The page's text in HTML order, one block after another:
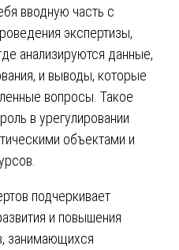
вводную часть с
экспертизы,
анализируются данные,
и выводы, которые
вопросы. Такое
в урегулировании
объектами и
подчеркивает
и повышения
занимающихся